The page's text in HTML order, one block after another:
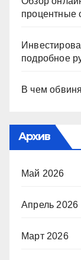
процентные
подробное
В чем
Архив
Май 2026
Апрель 2026
Март 2026